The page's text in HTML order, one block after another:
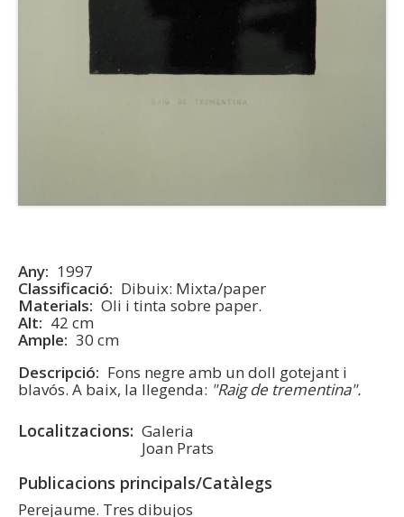
Any
1997
Classificació
Dibuix: Mixta/paper
Materials
Oli i tinta sobre paper.
Alt
42 cm
Ample
30 cm
Descripció
Fons negre amb un doll gotejant i
blavós. A baix, la llegenda: "Raig de trementina".
Localitzacions
Galeria
Joan Prats
Publicacions principals/Catàlegs
Perejaume. Tres dibujos